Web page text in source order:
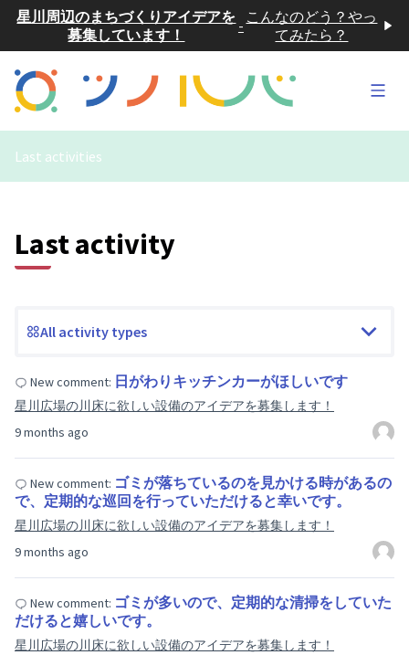
星川周辺のまちづくりアイデアを
募集しています！
- こんなのどう？やっ
てみたら？
Main
Last activities
Last activity
All activity types
9 months ago
New comment: 日がわりキッチンカーがほしいです
星川広場の川床に欲しい設備のアイデアを募集します！
9 months ago
New comment: ゴミが落ちているのを見かける時があるの
で、定期的な巡回を行っていただけると幸いです。
星川広場の川床に欲しい設備のアイデアを募集します！
New comment: ゴミが多いので、定期的な清掃をしていた
だけると嬉しいです。
星川広場の川床に欲しい設備のアイデアを募集します！